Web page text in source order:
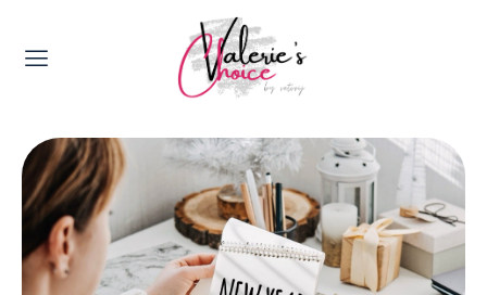
Valerie's Topics
Travel & Culture
Food & Drinks
Happyness & Opmerkelijk
Lifestyle, Sport & Duurzaamheid
Gadgets & Tech